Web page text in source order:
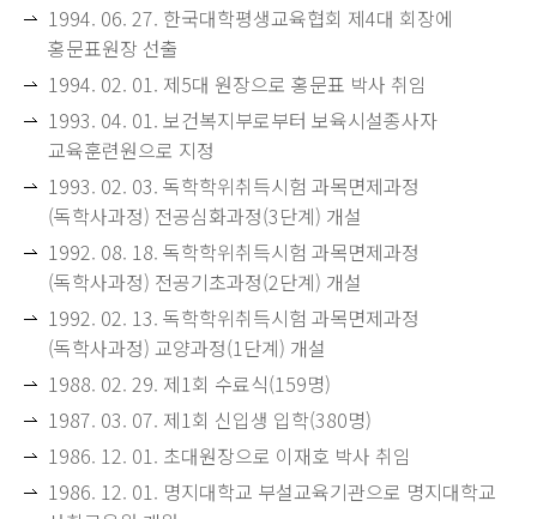
1994. 06. 27. 한국대학평생교육협회 제4대 회장에
홍문표원장 선출
1994. 02. 01. 제5대 원장으로 홍문표 박사 취임
1993. 04. 01. 보건복지부로부터 보육시설종사자
교육훈련원으로 지정
1993. 02. 03. 독학학위취득시험 과목면제과정
(독학사과정) 전공심화과정(3단계) 개설
1992. 08. 18. 독학학위취득시험 과목면제과정
(독학사과정) 전공기초과정(2단계) 개설
1992. 02. 13. 독학학위취득시험 과목면제과정
(독학사과정) 교양과정(1단계) 개설
1988. 02. 29. 제1회 수료식(159명)
1987. 03. 07. 제1회 신입생 입학(380명)
1986. 12. 01. 초대원장으로 이재호 박사 취임
1986. 12. 01. 명지대학교 부설교육기관으로 명지대학교